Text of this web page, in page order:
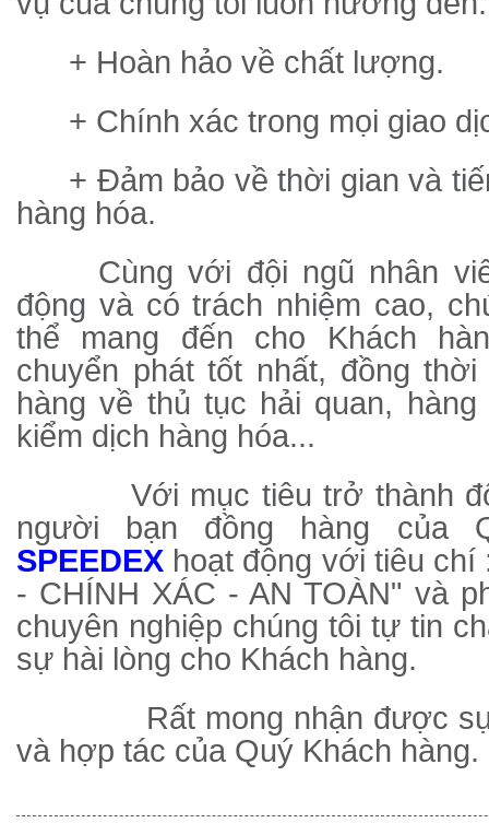
+ Hoàn hảo về chất lượng.
+ Chính xác trong mọi giao
+ Đảm bảo về thời gian và
hàng hóa.
Cùng với đội ngũ nhân
động và có trách nhiệm cao,
thể mang đến cho Khách
chuyển phát tốt nhất, đồng
hàng về thủ tục hải quan,
kiểm dịch hàng hóa...
Với mục tiêu trở thành đối
người bạn đồng hàng của
SPEEDEX hoạt động với tiêu chí
- CHÍNH XÁC - AN TOÀN" và
chuyên nghiệp chúng tôi tự tin
sự hài lòng cho Khách hàng.
Rất mong nhận được sự
và hợp tác của Quý Khách hàng.